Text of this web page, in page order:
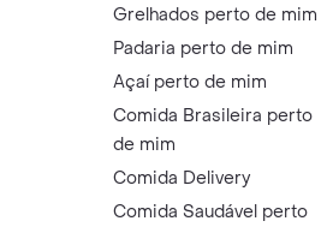
Grelhados perto de mim
Padaria perto de mim
Açaí perto de mim
Comida Brasileira perto
de mim
Comida Delivery
Comida Saudável perto